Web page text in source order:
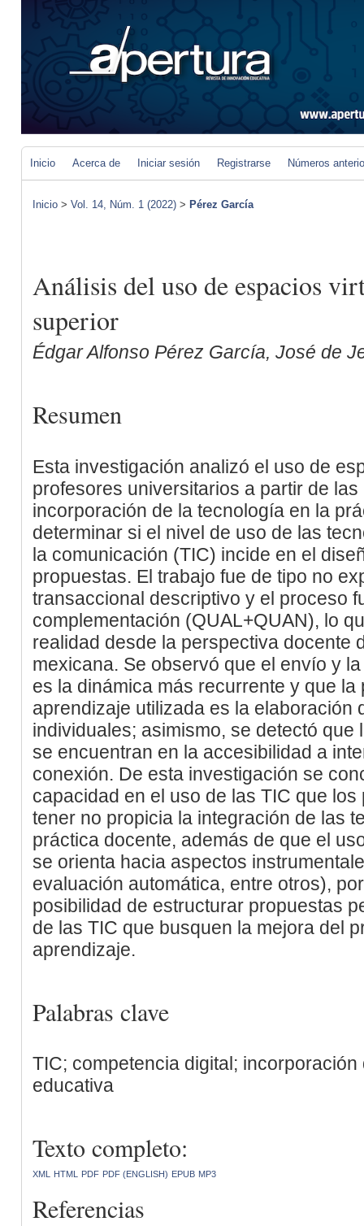
Inicio Acerca de Iniciar sesión Registrarse Números
Inicio > Vol. 14, Núm. 1 (2022) > Pérez García
Análisis del uso de espacios
superior
Édgar Alfonso Pérez García, José de
Resumen
Esta investigación analizó el uso de
profesores universitarios a partir de
incorporación de la tecnología en la
determinar si el nivel de uso de las
la comunicación (TIC) incide en el
propuestas. El trabajo fue de tipo no
transaccional descriptivo y el proceso
complementación (QUAL+QUAN), lo
realidad desde la perspectiva docente
mexicana. Se observó que el envío y
es la dinámica más recurrente y que
aprendizaje utilizada es la elaboración
individuales; asimismo, se detectó
se encuentran en la accesibilidad a
conexión. De esta investigación se
capacidad en el uso de las TIC que
tener no propicia la integración de las
práctica docente, además de que el
se orienta hacia aspectos
evaluación automática, entre otros),
posibilidad de estructurar propuestas
de las TIC que busquen la mejora del
aprendizaje.
Palabras clave
TIC; competencia digital;
educativa
Texto completo:
XML HTML PDF PDF (ENGLISH) EPUB MP3
Referencias